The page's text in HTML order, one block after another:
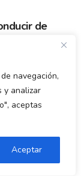
navegación,
y analizar
aceptas
Aceptar
de
84 años)
o más
para
tu
si tu